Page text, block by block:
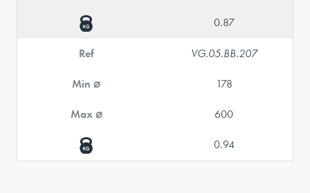
0.87
Ref VG.05.BB.207
Min ⌀ 178
Max ⌀ 600
0.94